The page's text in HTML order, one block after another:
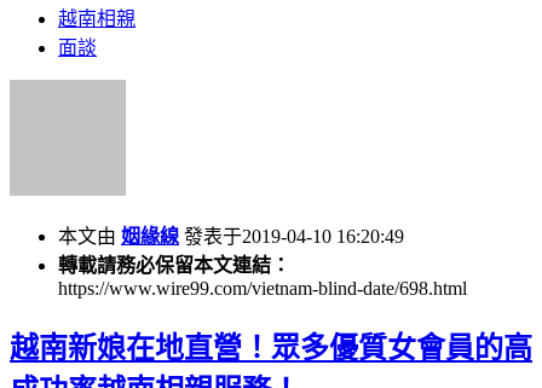
越南相親
面談
本文由 姻緣線 發表于2019-04-10 16:20:49
轉載請務必保留本文連結：
https://www.wire99.com/vietnam-blind-date/698.html
越南新娘在地直營！眾多優質女會員的高